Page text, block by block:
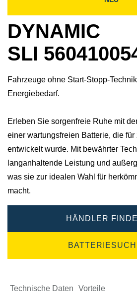
DYNAMIC
SLI
Fahrzeuge ohne Start-Stopp-
Energiebedarf.
Erleben Sie sorgenfreie Ruhe mit
einer wartungsfreien Batterie, die
entwickelt wurde. Mit bewährter
langanhaltende Leistung und
was sie zur idealen Wahl für
macht.
HÄNDLER
Technische Daten Vorteile